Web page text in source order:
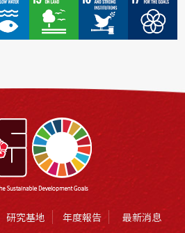
研究基地 年度報告 最新消息